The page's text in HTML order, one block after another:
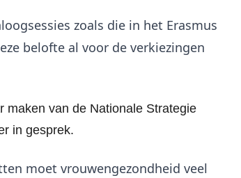
zoals die in het Erasmus
belofte al voor de verkiezingen
maken van de Nationale Strategie
in gesprek.
moet vrouwengezondheid veel